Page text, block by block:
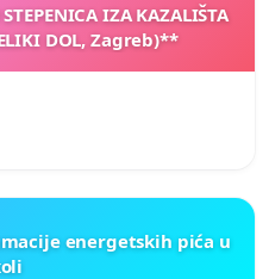
IZA KAZALIŠTA
DOL, Zagreb)**
energetskih pića u